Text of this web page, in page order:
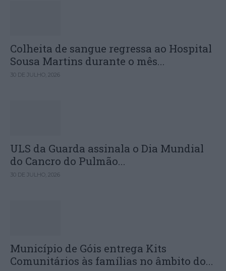
Colheita de sangue regressa ao Hospital
Sousa Martins durante o mês...
30 DE JULHO, 2026
ULS da Guarda assinala o Dia Mundial
do Cancro do Pulmão...
30 DE JULHO, 2026
Município de Góis entrega Kits
Comunitários às famílias no âmbito do...